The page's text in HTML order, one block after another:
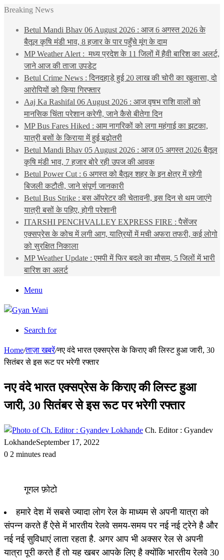
Breaking News
Betul Mandi Bhav 06 August 2026 : आज 6 अगस्त 2026 के
बैतूल कृषि मंडी भाव, 8 हजार के पार पहुँचे मूंग के दाम
MP Weather Alert : मध्य प्रदेश के 11 जिलों में हैवी बारिश का अलर्ट,
जाने आज की ताजा उपडेट
Betul Crime News : दिनदहाड़े हुई 20 लाख की चोरी का खुलासा, दो
आरोपियों को किया गिरफ्तार
Aaj Ka Rashifal 06 August 2026 : आज वृषभ राशि वालों को
मानसिक चिंता परेशान करेगी, जाने कैसे बीतेगा दिन
MP Bus Fares Hiked : आम नागरिकों को लगा महंगाई का झटका,
यात्री बसों के किराया में हुई बढ़ोतरी
Betul Mandi Bhav 05 August 2026 : आज 05 अगस्त 2026 बैतूल
कृषि मंडी भाव, 7 हजार बोरे रही उपज की आवक
Betul Power Cut : 6 अगस्त को बैतूल शहर के इन क्षेत्र में रहेगी
बिजली कटौती, जाने संपूर्ण जानकारी
Betul Bus Strike : बस ऑपरेटर की चेतावनी, इस दिन से थम जाएंगे
यात्री बसों के पहिए, होगी परेशानी
ITARSHI PENCHVALLEY EXPRESS FIRE : पैसेंजर
एक्सप्रेस के कोच में लगी आग, यात्रियों में मची अफरा तफरी, कई लोगो
को सुरक्षित निकाला
MP Weather Update : एमपी में फिर बदले का मौसम, 5 जिलों में भारी
बारिश का अलर्ट
Menu
Search for
Home/ताज़ा खबरें/नए वंदे भारत एक्सप्रेस के किराए की लिस्ट हुआ जारी, 30
सितंबर से इस रूट पर भरेगी रफ्तार
नए वंदे भारत एक्सप्रेस के किराए की लिस्ट हुआ
जारी, 30 सितंबर से इस रूट पर भरेगी रफ्तार
Ch. Editor : Gyandev
LokhandeSeptember 17, 2022
0 2 minutes read
गूगल फ़ोटो
हमारे देश में सबसे ज्यादा लोग रेल के माध्यम से अपनी यात्रा को
संपन्न करते हैं ऐसे में भारतीय रेलवे समय-समय पर नई नई ट्रेने है और
नई नई सुविधाएं लाता रहता है. अगर आप भी अक्सर रेल से अपनी
यात्रा पूरी करते हैं तो यह खबर आपके लिए है क्योंकि भारतीय रेलवे 30